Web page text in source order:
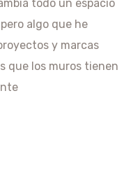
todo un espacio
algo que he
y marcas
que los muros tienen